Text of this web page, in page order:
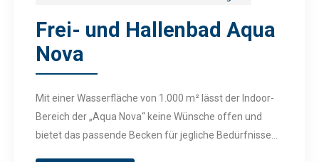
Frei- und Hallenbad Aqua
Nova
Mit einer Wasserfläche von 1.000 m² lässt der Indoor-
Bereich der „Aqua Nova“ keine Wünsche offen und
bietet das passende Becken für jegliche Bedürfnisse...